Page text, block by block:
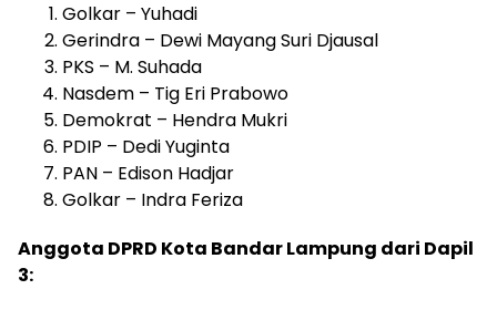
Golkar – Yuhadi
Gerindra – Dewi Mayang Suri Djausal
PKS – M. Suhada
Nasdem – Tig Eri Prabowo
Demokrat – Hendra Mukri
PDIP – Dedi Yuginta
PAN – Edison Hadjar
Golkar – Indra Feriza
Anggota DPRD Kota Bandar Lampung dari Dapil
3: